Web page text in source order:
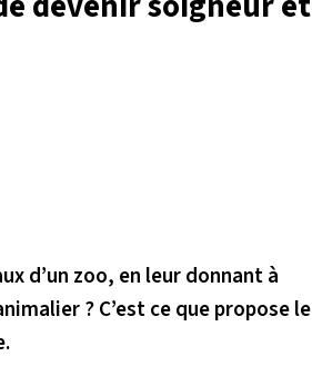
d’un zoo, en leur donnant à
? C’est ce que propose le